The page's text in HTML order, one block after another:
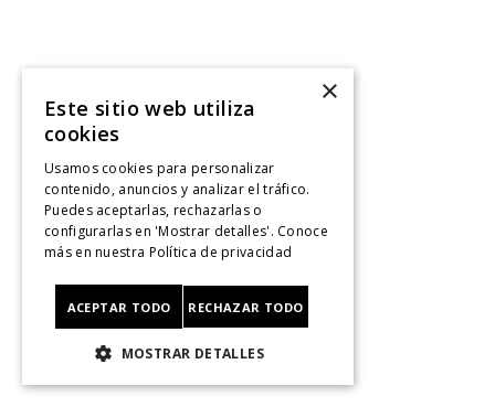
×
Este sitio web utiliza
cookies
Usamos cookies para personalizar
contenido, anuncios y analizar el tráfico.
Puedes aceptarlas, rechazarlas o
configurarlas en 'Mostrar detalles'. Conoce
más en nuestra Política de privacidad
ACEPTAR TODO RECHAZAR TODO
MOSTRAR DETALLES